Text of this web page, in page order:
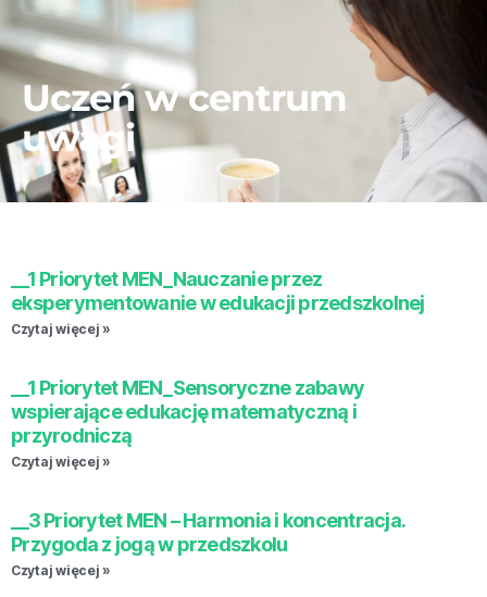
Uczeń w centrum
uwagi
__1 Priorytet MEN_Nauczanie przez
eksperymentowanie w edukacji przedszkolnej
Czytaj więcej »
__1 Priorytet MEN_Sensoryczne zabawy
wspierające edukację matematyczną i
przyrodniczą
Czytaj więcej »
__3 Priorytet MEN – Harmonia i koncentracja.
Przygoda z jogą w przedszkolu
Czytaj więcej »